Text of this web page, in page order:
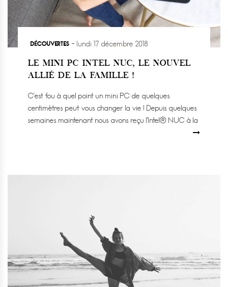
DÉCOUVERTES lundi 17 décembre 2018
LE MINI PC INTEL NUC, LE NOUVEL
ALLIÉ DE LA FAMILLE !
C’est fou à quel point un mini PC de quelques
centimètres peut vous changer la vie ! Depuis quelques
semaines maintenant nous avons reçu l’Intel® NUC à la